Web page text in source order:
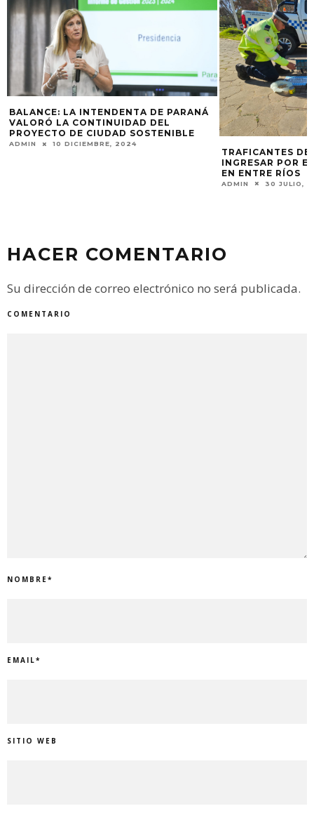
DE PARANÁ
DEL
SOSTENIBLE
2024
TRAFICANTES DE AVES
INGRESAR POR EL TÚNEL PARA
30 JULIO, 2023
HACER COMENTARIO
Su dirección de correo electrónico no será publicada.
COMENTARIO
NOMBRE*
EMAIL*
SITIO WEB